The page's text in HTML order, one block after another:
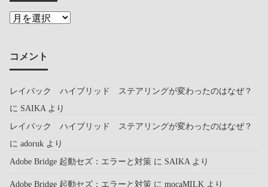
コメント
レイバック ハイブリッド ステアリングが変わったのはなぜ？
に SAIKA より
レイバック ハイブリッド ステアリングが変わったのはなぜ？
に adoruk より
Adobe Bridge 起動セズ：エラーと対策 に SAIKA より
Adobe Bridge 起動セズ：エラーと対策 に mocaMILK より